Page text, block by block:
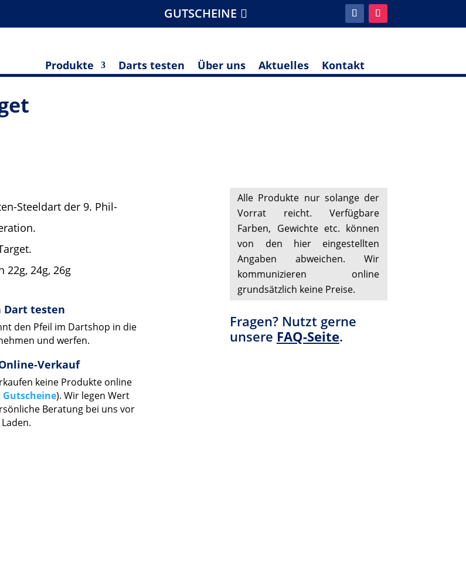
GUTSCHEINE
Produkte Darts testen Über uns Aktuelles Kontakt
Steeldart der 9. Phil-
22g, 24g, 26g
Dart testen
den Pfeil im Dartshop in die
und werfen.
Verkauf
keine Produkte online
Gutscheine). Wir legen Wert
Beratung bei uns vor
Alle Produkte nur solange der
Vorrat reicht. Verfügbare
Farben, Gewichte etc. können
von den hier eingestellten
Angaben abweichen. Wir
kommunizieren online
grundsätzlich keine Preise.
Fragen? Nutzt gerne
unsere FAQ-Seite.